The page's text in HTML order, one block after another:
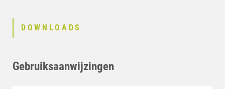
DOWNLOADS
Gebruiksaanwijzingen